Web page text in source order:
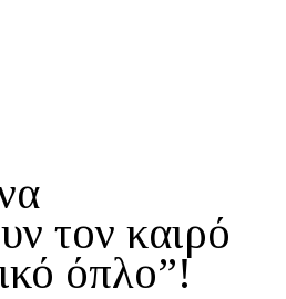
τον καιρό
όπλο”!